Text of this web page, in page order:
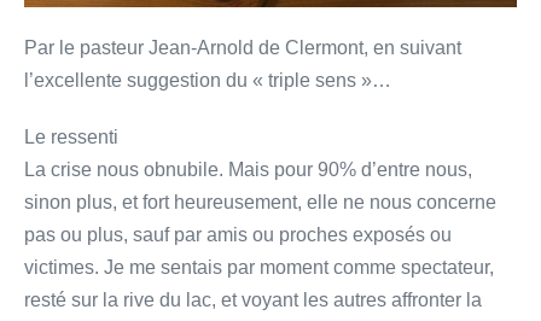
mars
sur
Marc
35-
41
Par le pasteur Jean-Arnold de Clermont, en suivant
l’excellente suggestion du « triple sens »…
Le ressenti
La crise nous obnubile. Mais pour 90% d’entre nous,
sinon plus, et fort heureusement, elle ne nous concerne
pas ou plus, sauf par amis ou proches exposés ou
victimes. Je me sentais par moment comme spectateur,
resté sur la rive du lac, et voyant les autres affronter la